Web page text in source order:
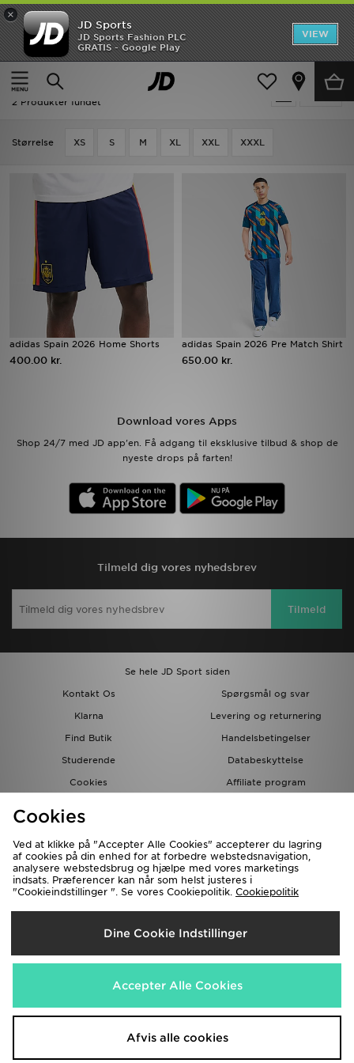
×
JD Sports
JD Sports Fashion PLC
GRATIS - Google Play
VIEW
Hjem
Football - Spain
Football - Spain
2 Produkter fundet
Størrelse XS S M XL XXL XXXL
adidas Spain 2026 Home Shorts
400.00 kr.
adidas Spain 2026 Pre Match Shirt
650.00 kr.
Download vores Apps
Shop 24/7 med JD app'en. Få adgang til eksklusive tilbud & shop de
nyeste drops på farten!
Tilmeld dig vores nyhedsbrev
Tilmeld
Se hele JD Sport siden
Kontakt Os
Spørgsmål og svar
Klarna
Levering og returnering
Find Butik
Handelsbetingelser
Studerende
Databeskyttelse
Cookies
Affiliate program
Forsendelse Til
Danmark
Vi accepterer de følgende betalingsmetoder
Besøg vores samarbejdspartneres websites
Hjem
Udsalg
Nyheder
Bestsellers
Brands
Fodbold
Hjælp & information
JD Blog
Cookies
Ved at klikke på "Accepter Alle Cookies" accepterer du lagring
af cookies på din enhed for at forbedre webstedsnavigation,
analysere webstedsbrug og hjælpe med vores marketings
indsats. Præferencer kan når som helst justeres i
"Cookieindstillinger ". Se vores Cookiepolitik. Cookiepolitik
Dine Cookie Indstillinger
Accepter Alle Cookies
Afvis alle cookies